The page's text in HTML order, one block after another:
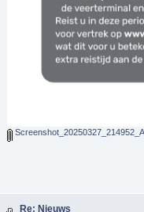
Re: Nieuws